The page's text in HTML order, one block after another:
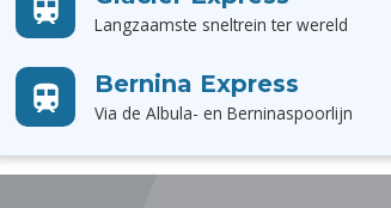
Langzaamste sneltrein ter wereld
Bernina Express
Via de Albula- en Berninaspoorlijn